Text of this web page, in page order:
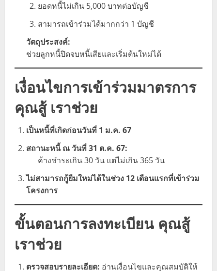
ยอดหนี้ไม่เกิน 5,000 บาทต่อบัญชี
สามารถเข้าร่วมได้มากกว่า 1 บัญชี
วัตถุประสงค์:
ช่วยลูกหนี้ปิดจบหนี้เสียและเริ่มต้นใหม่ได้
เงื่อนไขการเข้าร่วมมาตรการ
คุณสู้ เราช่วย
เป็นหนี้ที่เกิดก่อนวันที่ 1 ม.ค. 67
สถานะหนี้ ณ วันที่ 31 ต.ค. 67:
ค้างชำระเกิน 30 วัน แต่ไม่เกิน 365 วัน
ไม่สามารถกู้ยืมใหม่ได้ในช่วง 12 เดือนแรกที่เข้าร่วม
โครงการ
ขั้นตอนการลงทะเบียน คุณสู้
เราช่วย
ตรวจสอบรายละเอียด: อ่านเงื่อนไขและคุณสมบัติให้